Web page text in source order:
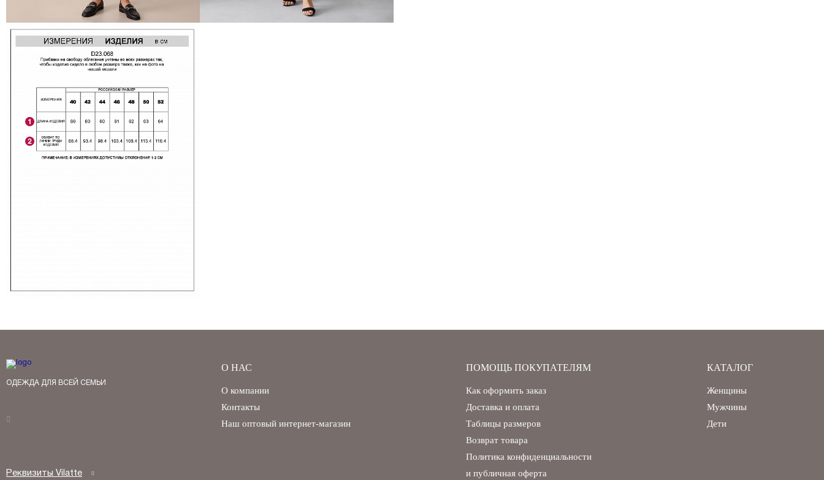
ОДЕЖДА ДЛЯ ВСЕЙ СЕМЬИ
Реквизиты Vilatte
О НАС
О компании
Контакты
Наш оптовый интернет-магазин
ПОМОЩЬ ПОКУПАТЕЛЯМ
Как оформить заказ
Доставка и оплата
Таблицы размеров
Возврат товара
Политика конфиденциальности
и публичная оферта
КАТАЛОГ
Женщины
Мужчины
Дети